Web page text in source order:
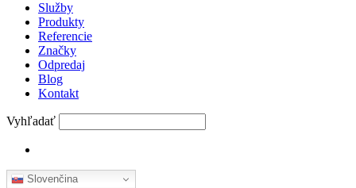
Služby
Produkty
Referencie
Značky
Odpredaj
Blog
Kontakt
Vyhľadať
Slovenčina